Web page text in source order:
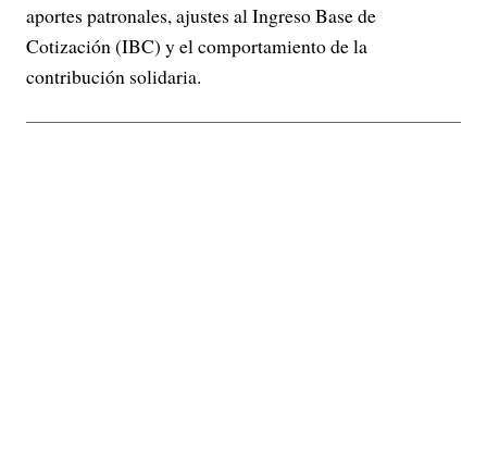
aportes patronales, ajustes al Ingreso Base de
Cotización (IBC) y el comportamiento de la
contribución solidaria.